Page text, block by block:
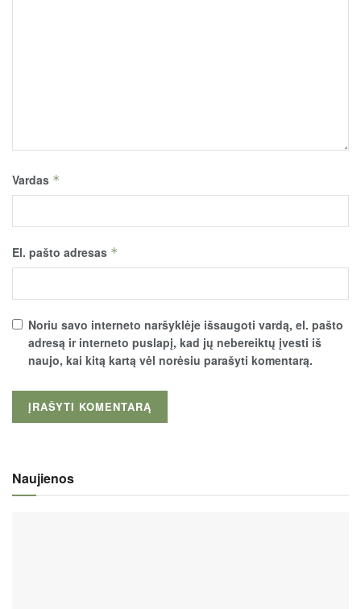
Vardas *
El. pašto adresas *
Noriu savo interneto naršyklėje išsaugoti vardą, el. pašto
adresą ir interneto puslapį, kad jų nebereiktų įvesti iš
naujo, kai kitą kartą vėl norėsiu parašyti komentarą.
Naujienos